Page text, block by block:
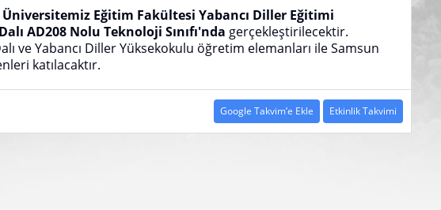
Üniversitemiz Eğitim Fakültesi Yabancı Diller Eğitimi
AD208 Nolu Teknoloji Sınıfı'nda gerçekleştirilecektir.
ve Yabancı Diller Yüksekokulu öğretim elemanları ile Samsun
katılacaktır.
Google Takvim’e Ekle Etkinlik Takvimi